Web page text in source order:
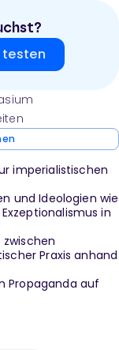
Lieder und
mit Fokus
Imperialismus,
imperialistischen
und Ideologien wie
in
Praxis anhand
Propaganda auf